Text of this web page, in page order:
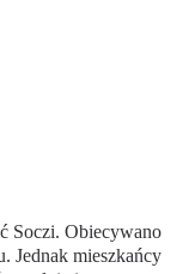
Soczi. Obiecywano
Jednak mieszkańcy